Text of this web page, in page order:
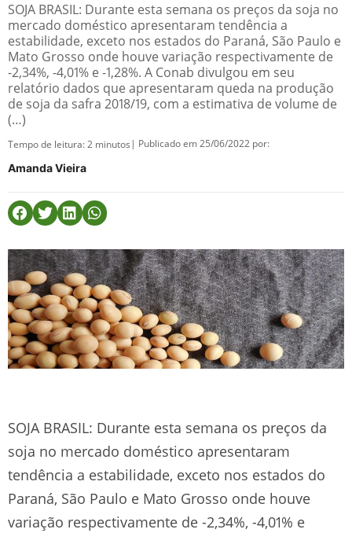
SOJA BRASIL: Durante esta semana os preços da soja no
mercado doméstico apresentaram tendência a
estabilidade, exceto nos estados do Paraná, São Paulo e
Mato Grosso onde houve variação respectivamente de
-2,34%, -4,01% e -1,28%. A Conab divulgou em seu
relatório dados que apresentaram queda na produção
de soja da safra 2018/19, com a estimativa de volume de
(…)
Tempo de leitura:2 minutos | Publicado em 25/06/2022 por:
Amanda Vieira
SOJA BRASIL: Durante esta semana os preços da
soja no mercado doméstico apresentaram
tendência a estabilidade, exceto nos estados do
Paraná, São Paulo e Mato Grosso onde houve
variação respectivamente de -2,34%, -4,01% e